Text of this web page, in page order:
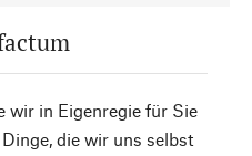
wir in Eigenregie für Sie
die wir uns selbst